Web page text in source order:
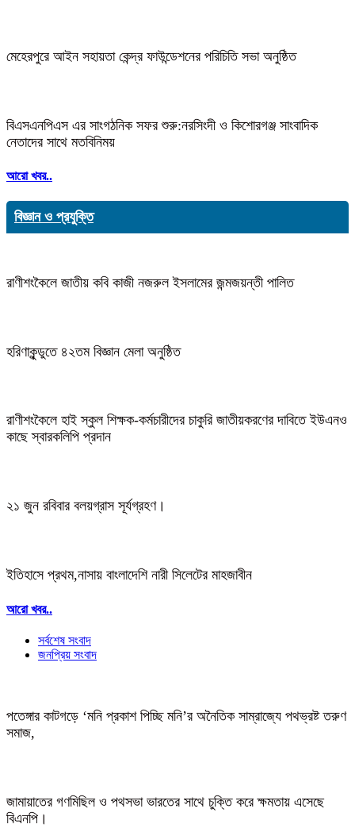
মেহেরপুরে আইন সহায়তা কেন্দ্র ফাউন্ডেশনের পরিচিতি সভা অনুষ্ঠিত
বিএসএনপিএস এর সাংগঠনিক সফর শুরু:নরসিংদী ও কিশোরগঞ্জ সাংবাদিক
নেতাদের সাথে মতবিনিময়
আরো খবর..
বিজ্ঞান ও প্রযুক্তি
রাণীশংকৈলে জাতীয় কবি কাজী নজরুল ইসলামের জন্মজয়ন্তী পালিত
হরিণাকুন্ডুতে ৪২তম বিজ্ঞান মেলা অনুষ্ঠিত
রাণীশংকৈলে হাই স্কুল শিক্ষক-কর্মচারীদের চাকুরি জাতীয়করণের দাবিতে ইউএনও
কাছে স্বারকলিপি প্রদান
২১ জুন রবিবার বলয়গ্রাস সূর্যগ্রহণ।
ইতিহাসে প্রথম,নাসায় বাংলাদেশি নারী সিলেটের মাহজাবীন
আরো খবর..
সর্বশেষ সংবাদ
জনপ্রিয় সংবাদ
পতেঙ্গার কাটগড়ে ‘মনি প্রকাশ পিচ্ছি মনি’র অনৈতিক সাম্রাজ্যে পথভ্রষ্ট তরুণ
সমাজ,
জামায়াতের গণমিছিল ও পথসভা ভারতের সাথে চুক্তি করে ক্ষমতায় এসেছে
বিএনপি।